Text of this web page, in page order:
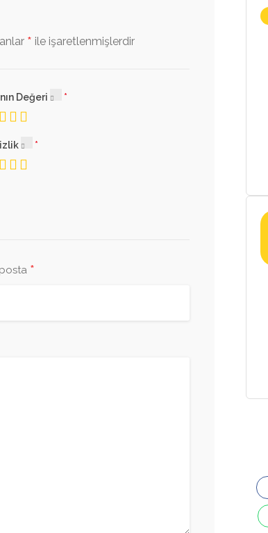
* ile işaretlenmişlerdir
Değeri
*